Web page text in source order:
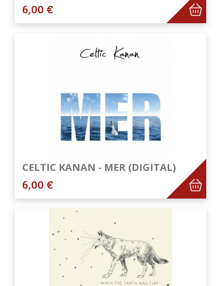
6,00 €
CELTIC KANAN - MER (DIGITAL)
6,00 €